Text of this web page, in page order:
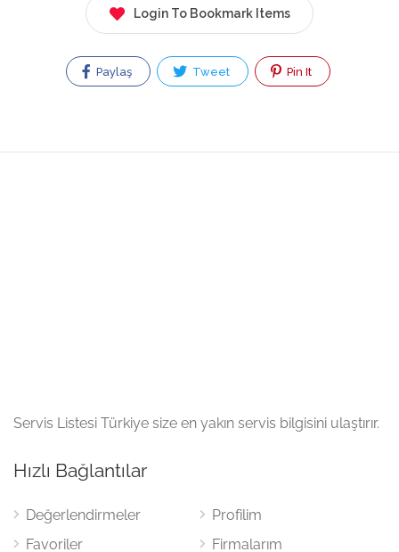
Login To Bookmark Items
Paylaş Tweet Pin It
Servis Listesi Türkiye size en yakın servis bilgisini ulaştırır.
Hızlı Bağlantılar
Değerlendirmeler
Favoriler
Profilim
Firmalarım